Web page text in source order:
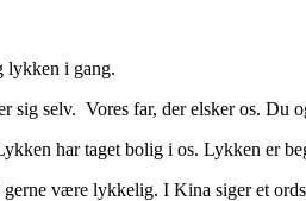
lykken i gang.
selv. Vores far, der elsker os. Du
har taget bolig i os. Lykken er
være lykkelig. I Kina siger et